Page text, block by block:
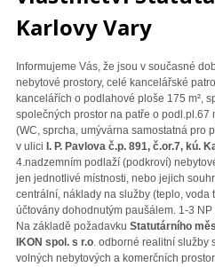
Karlovy Vary
Informujeme Vás, že jsou v současné
nebytové prostory, celé kancelářské
kancelářích o podlahové ploše 175 m²,
společných prostor na patře o podl.pl.67
(WC, sprcha, umývárna samostatná pro
v ulici I. P. Pavlova č.p. 891, č.or.7, kú.
4.nadzemním podlaží (podkroví)
jen jednotlivé místnosti, nebo jejich
centrální, náklady na služby (teplo, voda
účtovány dohodnutým paušálem. 1-3
Na základě požadavku Statutárního
IKON spol. s r.o. odborné realitní služby
volných nebytových a komerčních